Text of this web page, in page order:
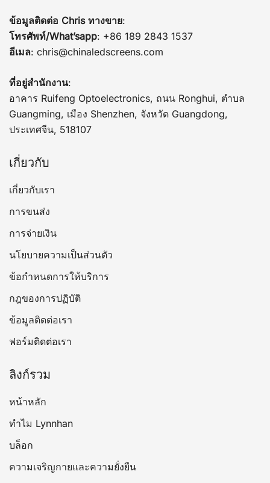
ข้อมูลติดต่อ Chris ทางขาย:
โทรศัพท์/What’sapp: +86 189 2843 1537
อีเมล: chris@chinaledscreens.com
ที่อยู่สำนักงาน:
อาคาร Ruifeng Optoelectronics, ถนน Ronghui, ตำบล
Guangming, เมือง Shenzhen, จังหวัด Guangdong,
ประเทศจีน, 518107
เกี่ยวกับ
เกี่ยวกับเรา
การขนส่ง
การจ่ายเงิน
นโยบายความเป็นส่วนตัว
ข้อกำหนดการให้บริการ
กฎของการปฏิบัติ
ข้อมูลติดต่อเรา
ฟอร์มติดต่อเรา
ลิงก์รวม
หน้าหลัก
ทำไม Lynnhan
บล็อก
ความเจริญกายและความยั่งยืน